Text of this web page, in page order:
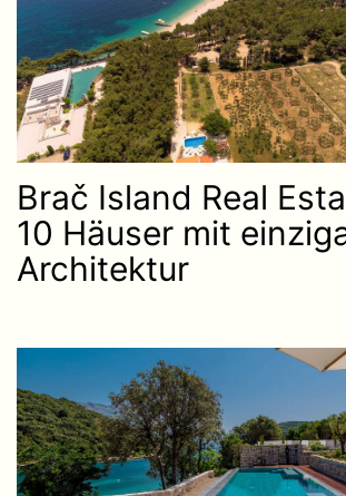
Brač Island Real
10 Häuser mit
Architektur